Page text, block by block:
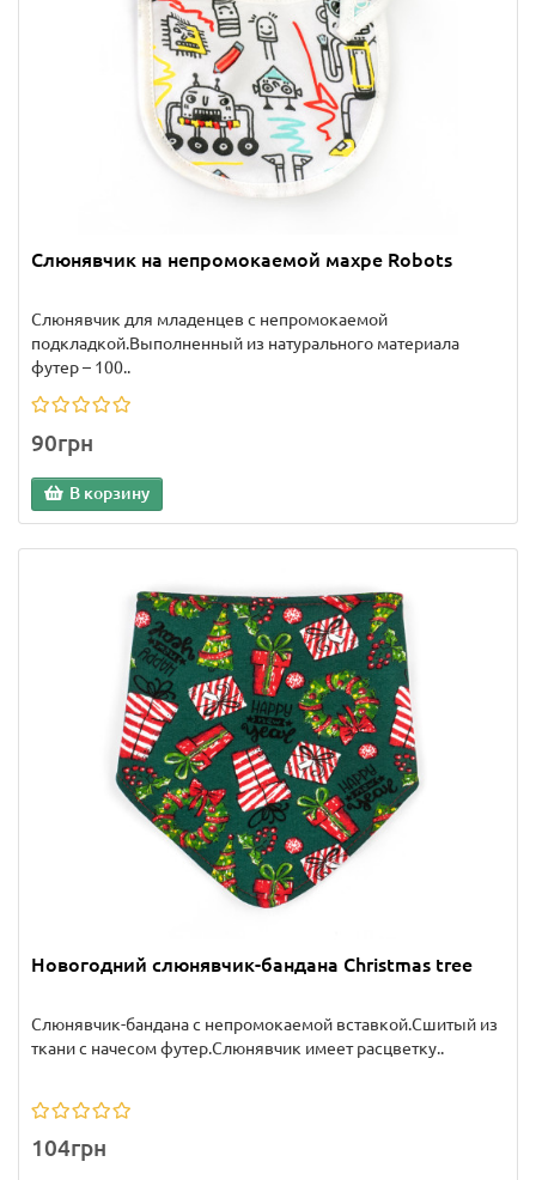
Слюнявчик на непромокаемой махре Robots
Слюнявчик для младенцев с непромокаемой
подкладкой.Выполненный из натурального материала
футер – 100..
90грн
В корзину
Новогодний слюнявчик-бандана Christmas tree
Слюнявчик-бандана с непромокаемой вставкой.Сшитый из
ткани с начесом футер.Слюнявчик имеет расцветку..
104грн